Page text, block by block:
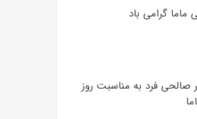
ماما گرامی باد
صالحی فرد به مناسبت روز